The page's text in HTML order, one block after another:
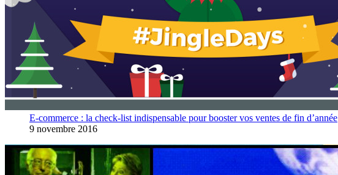
E-commerce : la check-list indispensable pour booster vos ventes de fin d’année
9 novembre 2016